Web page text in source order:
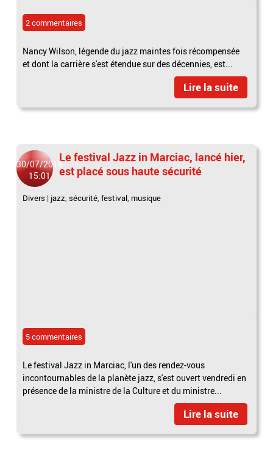
2 commentaires
Nancy Wilson, légende du jazz maintes fois récompensée
et dont la carrière s'est étendue sur des décennies, est...
Lire la suite
30/07/2016
15:01
Le festival Jazz in Marciac, lancé hier,
est placé sous haute sécurité
Divers | jazz,sécurité,festival, musique
5 commentaires
Le festival Jazz in Marciac, l'un des rendez-vous
incontournables de la planète jazz, s'est ouvert vendredi en
présence de la ministre de la Culture et du ministre...
Lire la suite